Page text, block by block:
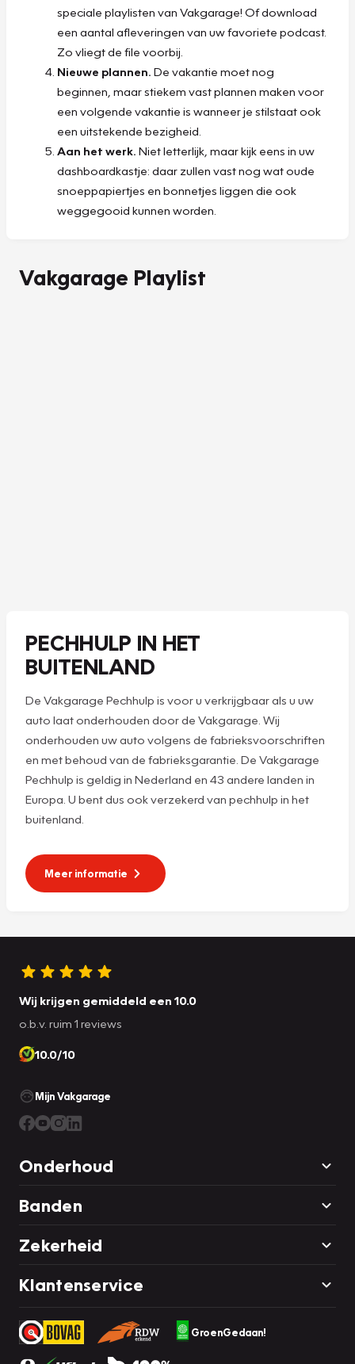
speciale playlisten van Vakgarage! Of download
een aantal afleveringen van uw favoriete podcast.
Zo vliegt de file voorbij.
Nieuwe plannen. De vakantie moet nog
beginnen, maar stiekem vast plannen maken voor
een volgende vakantie is wanneer je stilstaat ook
een uitstekende bezigheid.
Aan het werk. Niet letterlijk, maar kijk eens in uw
dashboardkastje: daar zullen vast nog wat oude
snoeppapiertjes en bonnetjes liggen die ook
weggegooid kunnen worden.
Vakgarage Playlist
PECHHULP IN HET
BUITENLAND
De Vakgarage Pechhulp is voor u verkrijgbaar als u uw
auto laat onderhouden door de Vakgarage. Wij
onderhouden uw auto volgens de fabrieksvoorschriften
en met behoud van de fabrieksgarantie. De Vakgarage
Pechhulp is geldig in Nederland en 43 andere landen in
Europa. U bent dus ook verzekerd van pechhulp in het
buitenland.
Meer informatie
Wij krijgen gemiddeld een 10.0
o.b.v. ruim 1 reviews
10.0/10
Mijn Vakgarage
Onderhoud
Banden
Zekerheid
Klantenservice
GroenGedaan!